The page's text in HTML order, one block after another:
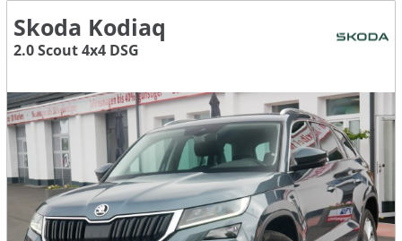
Skoda Kodiaq
2.0 Scout 4x4 DSG